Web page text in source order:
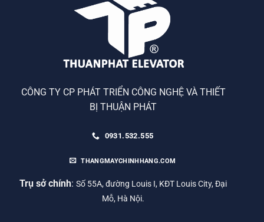
CÔNG TY CP PHÁT TRIỂN CÔNG NGHỆ VÀ THIẾT
BỊ THUẬN PHÁT
0931.532.555
THANGMAYCHINHHANG.COM
Trụ sở chính: Số 55A, đường Louis I, KĐT Louis City, Đại
Mỗ, Hà Nội.